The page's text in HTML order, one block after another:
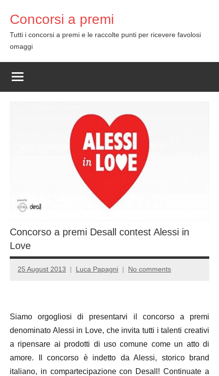
content
Concorsi a premi
Tutti i concorsi a premi e le raccolte punti per ricevere favolosi
omaggi
Concorso a premi Desall contest Alessi in
Love
25 August 2013 Luca Papagni No comments
Siamo orgogliosi di presentarvi il concorso a premi
denominato Alessi in Love, che invita tutti i talenti creativi
a ripensare ai prodotti di uso comune come un atto di
amore. Il concorso è indetto da Alessi, storico brand
italiano, in compartecipazione con Desall! Continuate a